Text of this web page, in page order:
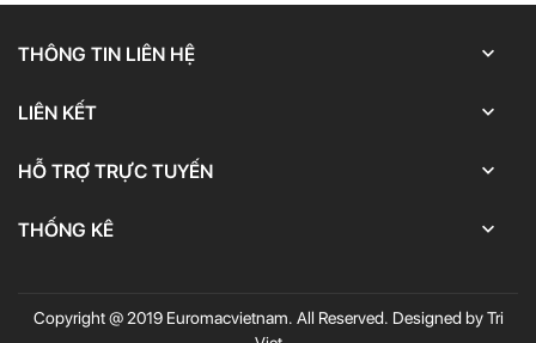
THÔNG TIN LIÊN HỆ
LIÊN KẾT
HỖ TRỢ TRỰC TUYẾN
THỐNG KÊ
Copyright @ 2019 Euromacvietnam. All Reserved. Designed by Tri